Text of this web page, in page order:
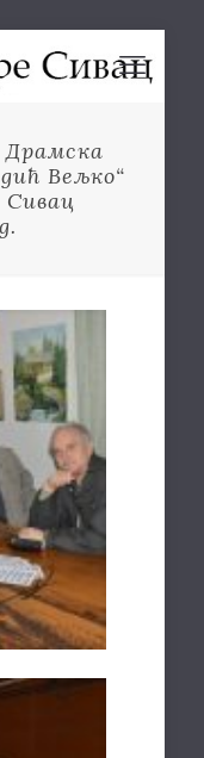
Вељко“
Сивац